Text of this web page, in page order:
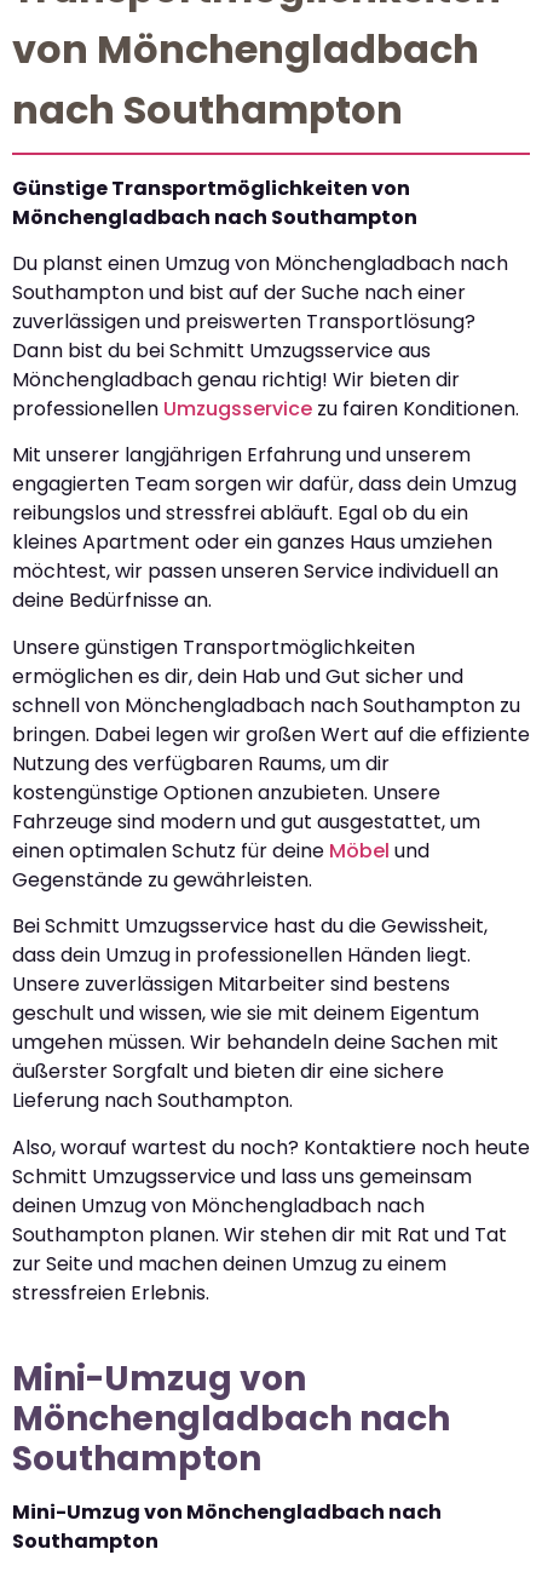
von Mönchengladbach
nach Southampton
Günstige Transportmöglichkeiten von
Mönchengladbach nach Southampton
Du planst einen Umzug von Mönchengladbach nach
Southampton und bist auf der Suche nach einer
zuverlässigen und preiswerten Transportlösung?
Dann bist du bei Schmitt Umzugsservice aus
Mönchengladbach genau richtig! Wir bieten dir
professionellen Umzugsservice zu fairen Konditionen.
Mit unserer langjährigen Erfahrung und unserem
engagierten Team sorgen wir dafür, dass dein Umzug
reibungslos und stressfrei abläuft. Egal ob du ein
kleines Apartment oder ein ganzes Haus umziehen
möchtest, wir passen unseren Service individuell an
deine Bedürfnisse an.
Unsere günstigen Transportmöglichkeiten
ermöglichen es dir, dein Hab und Gut sicher und
schnell von Mönchengladbach nach Southampton zu
bringen. Dabei legen wir großen Wert auf die effiziente
Nutzung des verfügbaren Raums, um dir
kostengünstige Optionen anzubieten. Unsere
Fahrzeuge sind modern und gut ausgestattet, um
einen optimalen Schutz für deine Möbel und
Gegenstände zu gewährleisten.
Bei Schmitt Umzugsservice hast du die Gewissheit,
dass dein Umzug in professionellen Händen liegt.
Unsere zuverlässigen Mitarbeiter sind bestens
geschult und wissen, wie sie mit deinem Eigentum
umgehen müssen. Wir behandeln deine Sachen mit
äußerster Sorgfalt und bieten dir eine sichere
Lieferung nach Southampton.
Also, worauf wartest du noch? Kontaktiere noch heute
Schmitt Umzugsservice und lass uns gemeinsam
deinen Umzug von Mönchengladbach nach
Southampton planen. Wir stehen dir mit Rat und Tat
zur Seite und machen deinen Umzug zu einem
stressfreien Erlebnis.
Mini-Umzug von
Mönchengladbach nach
Southampton
Mini-Umzug von Mönchengladbach nach
Southampton